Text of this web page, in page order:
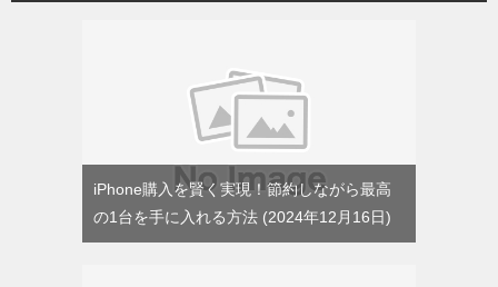
iPhone購入を賢く実現！節約しながら最高
の1台を手に入れる方法
2024年12月16日